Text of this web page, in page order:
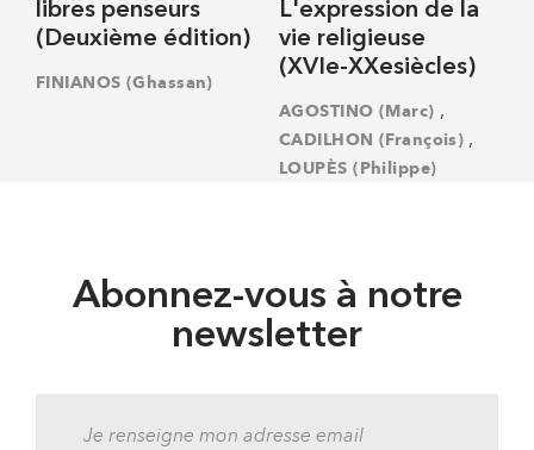
libres penseurs
(Deuxième édition)
FINIANOS (Ghassan)
L'expression de la
vie religieuse
(XVIe-XXesiècles)
AGOSTINO (Marc) ,
CADILHON (François) ,
LOUPÈS (Philippe)
Abonnez-vous à notre
newsletter